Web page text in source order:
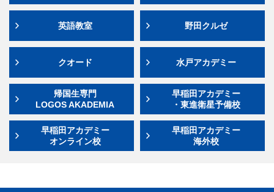
英語教室 野田クルゼ
クオード 水戸アカデミー
帰国生専門
LOGOS AKADEMIA
早稲田アカデミー
・東進衛星予備校
早稲田アカデミー
オンライン校
早稲田アカデミー
海外校